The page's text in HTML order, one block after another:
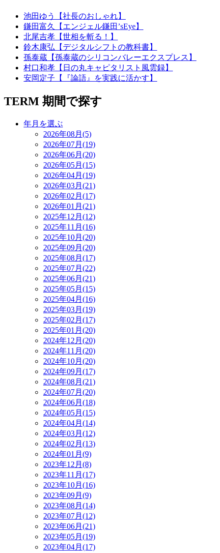
池田ゆう【社長のおしゃれ】
鎌田富久【エンジェル鎌田’sEye】
北尾吉孝【世相を斬る！】
鈴木康弘【デジタルシフトの教科書】
孫泰蔵【孫泰蔵のシリコンバレーエクスプレス】
村口和孝【日の丸キャピタリスト風雲録】
安岡定子【『論語』を実践に活かす】
TERM 期間で探す
年月を選ぶ
2026年08月(5)
2026年07月(19)
2026年06月(20)
2026年05月(15)
2026年04月(19)
2026年03月(21)
2026年02月(17)
2026年01月(21)
2025年12月(12)
2025年11月(16)
2025年10月(20)
2025年09月(20)
2025年08月(17)
2025年07月(22)
2025年06月(21)
2025年05月(15)
2025年04月(16)
2025年03月(19)
2025年02月(17)
2025年01月(20)
2024年12月(20)
2024年11月(20)
2024年10月(20)
2024年09月(17)
2024年08月(21)
2024年07月(20)
2024年06月(18)
2024年05月(15)
2024年04月(14)
2024年03月(12)
2024年02月(13)
2024年01月(9)
2023年12月(8)
2023年11月(17)
2023年10月(16)
2023年09月(9)
2023年08月(14)
2023年07月(12)
2023年06月(21)
2023年05月(19)
2023年04月(17)